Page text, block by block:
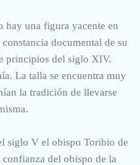
hay una figura yacente en
documental de su
principios del siglo XIV.
La talla se encuentra muy
la tradición de llevarse
siglo V el obispo Toribio de
confianza del obispo de la